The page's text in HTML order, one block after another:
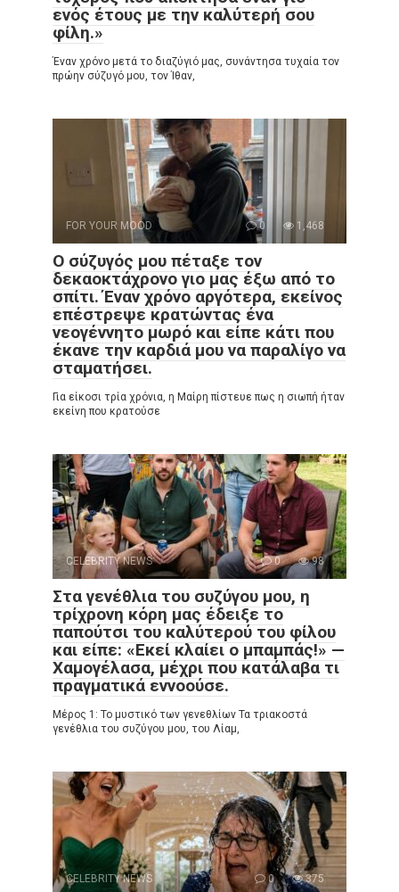
ενός έτους με την καλύτερή σου
φίλη.»
Έναν χρόνο μετά το διαζύγιό μας, συνάντησα τυχαία τον
πρώην σύζυγό μου, τον Ίθαν,
FOR YOUR MOOD 0 1,468
Ο σύζυγός μου πέταξε τον
δεκαοκτάχρονο γιο μας έξω από το
σπίτι. Έναν χρόνο αργότερα, εκείνος
επέστρεψε κρατώντας ένα
νεογέννητο μωρό και είπε κάτι που
έκανε την καρδιά μου να παραλίγο να
σταματήσει.
Για είκοσι τρία χρόνια, η Μαίρη πίστευε πως η σιωπή ήταν
εκείνη που κρατούσε
CELEBRITY NEWS 0 98
Στα γενέθλια του συζύγου μου, η
τρίχρονη κόρη μας έδειξε το
παπούτσι του καλύτερού του φίλου
και είπε: «Εκεί κλαίει ο μπαμπάς!» —
Χαμογέλασα, μέχρι που κατάλαβα τι
πραγματικά εννοούσε.
Μέρος 1: Το μυστικό των γενεθλίων Τα τριακοστά
γενέθλια του συζύγου μου, του Λίαμ,
CELEBRITY NEWS 0 375